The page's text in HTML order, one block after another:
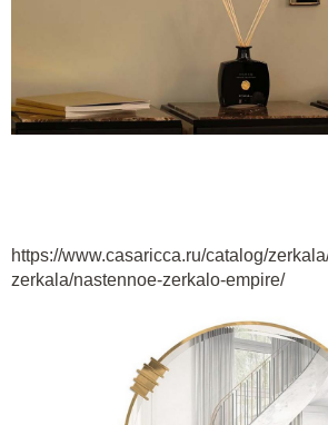
https://www.casaricca.ru/catalog/
zerkala/nastennoe-zerkalo-empire/